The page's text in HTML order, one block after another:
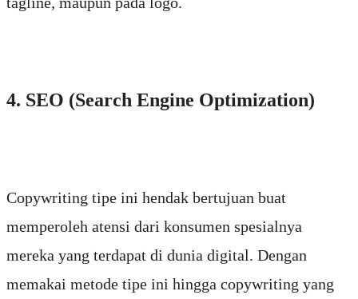
4. SEO (Search Engine Optimization)
Copywriting tipe ini hendak bertujuan buat
memperoleh atensi dari konsumen spesialnya
mereka yang terdapat di dunia digital. Dengan
memakai metode tipe ini hingga copywriting yang